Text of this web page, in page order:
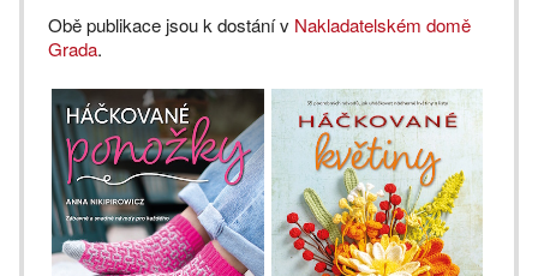
Obě publikace jsou k dostání v Nakladatelském domě
Grada.